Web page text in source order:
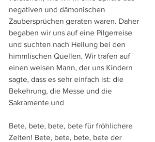
negativen und dämonischen
Zaubersprüchen geraten waren. Daher
begaben wir uns auf eine Pilgerreise
und suchten nach Heilung bei den
himmlischen Quellen. Wir trafen auf
einen weisen Mann, der uns Kindern
sagte, dass es sehr einfach ist: die
Bekehrung, die Messe und die
Sakramente und
Bete, bete, bete, bete für fröhlichere
Zeiten! Bete, bete, bete, bete der